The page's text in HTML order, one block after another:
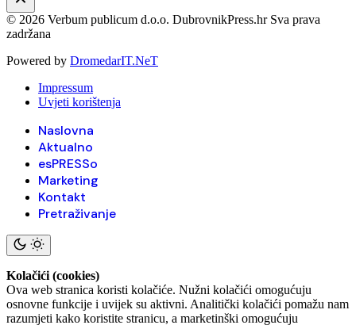
© 2026 Verbum publicum d.o.o. DubrovnikPress.hr Sva prava
zadržana
Powered by DromedarIT.NeT
Impressum
Uvjeti korištenja
Naslovna
Aktualno
esPRESSo
Marketing
Kontakt
Pretraživanje
Kolačići (cookies)
Ova web stranica koristi kolačiće. Nužni kolačići omogućuju
osnovne funkcije i uvijek su aktivni. Analitički kolačići pomažu nam
razumjeti kako koristite stranicu, a marketinški omogućuju